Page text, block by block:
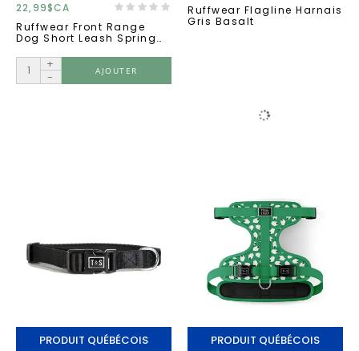
22,99$CA
Ruffwear Front Range
Dog Short Leash Spring
+
-
AJOUTER
Ruffwear Flagline Harnais
Gris Basalt
PRODUIT QUÉBÉCOIS PRODUIT QUÉBÉCOIS